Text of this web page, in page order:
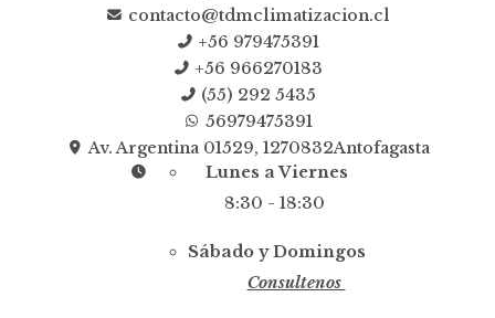
contacto@tdmclimatizacion.cl
+56 979475391
+56 966270183
(55) 292 5435
56979475391
Av. Argentina 01529, 1270832Antofagasta
Lunes a Viernes
8:30 - 18:30
Sábado y Domingos
Consultenos